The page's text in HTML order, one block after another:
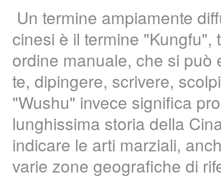
Un termine ampiamente
cinesi è il termine
ordine manuale, che si può
te, dipingere, scrivere,
"Wushu" invece significa
lunghissima storia della
indicare le arti marziali,
varie zone geografiche di